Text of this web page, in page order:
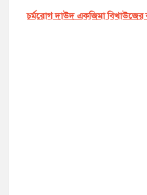
চর্মরোগ দাউদ একজিমা বিখাউজের